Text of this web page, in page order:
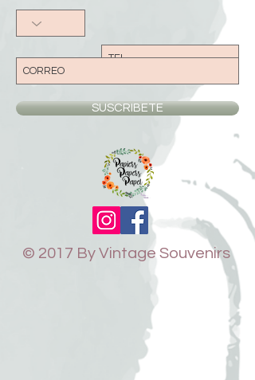
SUSCRIBETE
© 2017 By Vintage Souvenirs